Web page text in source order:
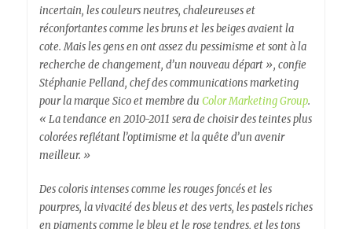
incertain, les couleurs neutres, chaleureuses et
réconfortantes comme les bruns et les beiges avaient la
cote. Mais les gens en ont assez du pessimisme et sont à la
recherche de changement, d’un nouveau départ », confie
Stéphanie Pelland, chef des communications marketing
pour la marque Sico et membre du Color Marketing Group.
« La tendance en 2010-2011 sera de choisir des teintes plus
colorées reflétant l’optimisme et la quête d’un avenir
meilleur. »
Des coloris intenses comme les rouges foncés et les
pourpres, la vivacité des bleus et des verts, les pastels riches
en pigments comme le bleu et le rose tendres, et les tons